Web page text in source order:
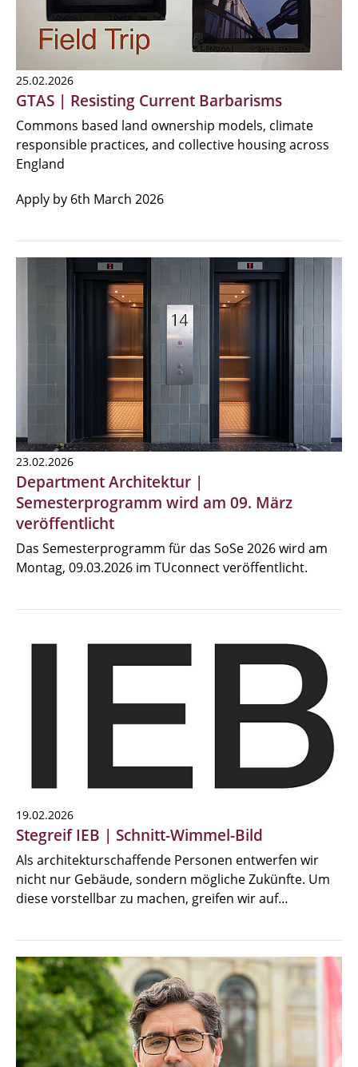
25.02.2026
GTAS | Resisting Current Barbarisms
Commons based land ownership models, climate
responsible practices, and collective housing across
England
Apply by 6th March 2026
23.02.2026
Department Architektur |
Semesterprogramm wird am 09. März
veröffentlicht
Das Semesterprogramm für das SoSe 2026 wird am
Montag, 09.03.2026 im TUconnect veröffentlicht.
19.02.2026
Stegreif IEB | Schnitt-Wimmel-Bild
Als architekturschaffende Personen entwerfen wir
nicht nur Gebäude, sondern mögliche Zukünfte. Um
diese vorstellbar zu machen, greifen wir auf…